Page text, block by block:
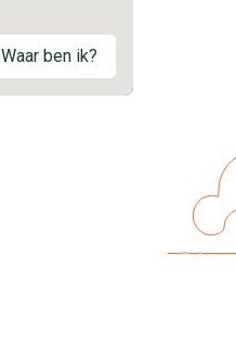
Waar ben ik?